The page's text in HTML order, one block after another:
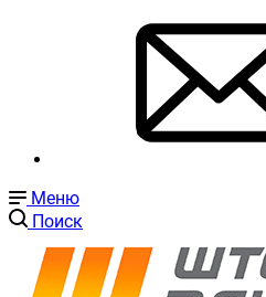
Меню
Поиск